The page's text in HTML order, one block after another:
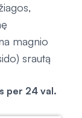
magnio
srautą
per 24 val.